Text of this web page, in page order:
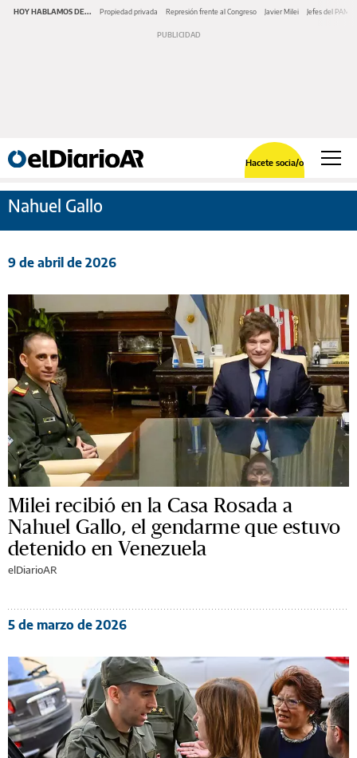
HOY HABLAMOS DE... Propiedad privada Represión frente al Congreso Javier Milei Jefes del PAMI
Hacete socia/o
Nahuel Gallo
9 de abril de 2026
Milei recibió en la Casa Rosada a
Nahuel Gallo, el gendarme que estuvo
detenido en Venezuela
elDiarioAR
5 de marzo de 2026